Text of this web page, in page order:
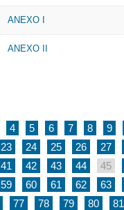
ANEXO I
ANEXO II
4 5 6 7 8 9
23 24 25 26 27
41 42 43 44 45
59 60 61 62 63
77 78 79 80 81